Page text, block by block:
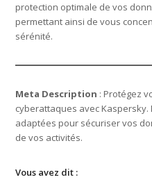
protection optimale de vos
permettant ainsi de vous
sérénité.
Meta Description : Protégez
cyberattaques avec
adaptées pour sécuriser vos
de vos activités.
Vous avez dit :